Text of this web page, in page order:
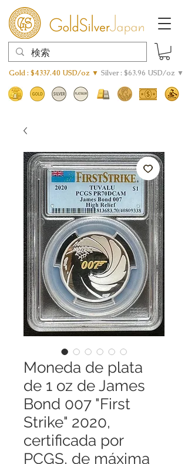
Gold : $4337.40 USD/oz ▼ Silver : $63.96 USD/oz ▼
Moneda de plata
de 1 oz de James
Bond 007 "First
Strike" 2020,
certificada por
PCGS, de máxima